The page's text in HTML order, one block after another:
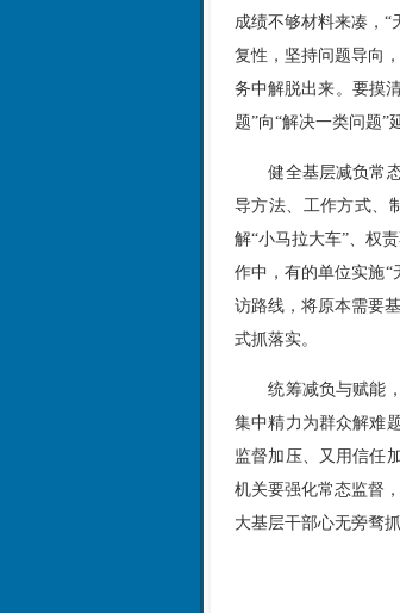
成绩不够材料来凑，
复性，坚持问题导向
务中解脱出来。要摸
题”向“解决一类问题”
健全基层减负常
导方法、工作方式、
解“小马拉大车”、权
作中，有的单位实施“
访路线，将原本需要
式抓落实。
统筹减负与赋能
集中精力为群众解难
监督加压、又用信任
机关要强化常态监督
大基层干部心无旁骛